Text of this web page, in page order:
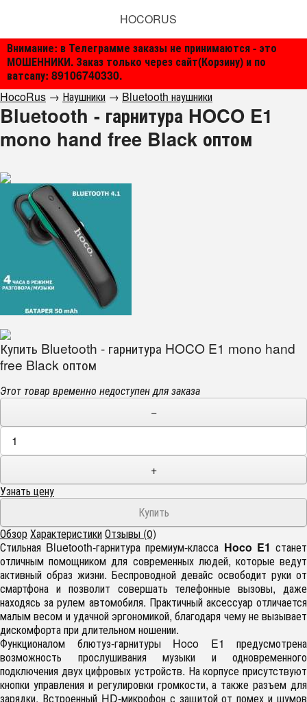
Внимание: в Телеграмме заказы не принимаются - это
МОШЕННИКИ. Заказ только через сайт(Корзину) и по
ватсапу: 89106740330.
HOCORUS
HocoRus → Наушники → Bluetooth наушники
Bluetooth - гарнитура HOCO E1
mono hand free Black оптом
Купить Bluetooth - гарнитура HOCO E1 mono hand
free Black оптом
Этот товар временно недоступен для заказа
−
+
Узнать цену
ОбзорХарактеристикиОтзывы (0)
Стильная Bluetooth-гарнитура премиум-класса Hoco E1 станет
отличным помощником для современных людей, которые ведут
активный образ жизни. Беспроводной девайс освободит руки от
смартфона и позволит совершать телефонные вызовы, даже
находясь за рулем автомобиля. Практичный аксессуар отличается
малым весом и удачной эргономикой, благодаря чему не вызывает
дискомфорта при длительном ношении.
Функционалом блютуз-гарнитуры Hoco E1 предусмотрена
возможность прослушивания музыки и одновременного
подключения двух цифровых устройств. На корпусе присутствуют
кнопки управления и регулировки громкости, а также разъем для
зарядки. Встроенный HD-микрофон с защитой от помех и шумов